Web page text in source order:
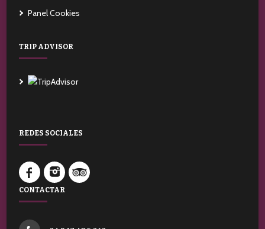
Panel Cookies
TRIP ADVISOR
REDES SOCIALES
CONTACTAR